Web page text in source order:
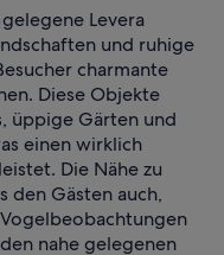
Levera
und ruhige
charmante
Diese Objekte
üppige Gärten und
einen wirklich
Die Nähe zu
den Gästen auch,
nahe gelegenen